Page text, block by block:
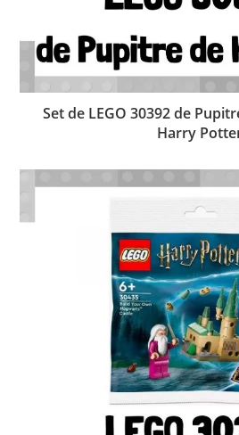
Set de LEGO 30392 de
Harry